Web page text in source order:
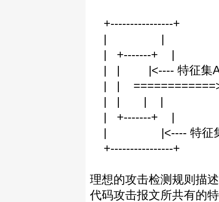
+----------------+
| |
| +-------+ |
| | |<---- 特征集A：
| | ============>
| | | |
| +-------+ |
| |<---- 特征集B：
+----------------+
理想的攻击检测规则描
代码攻击报文所共有的